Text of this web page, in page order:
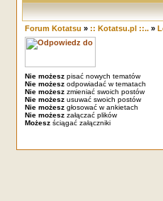
Forum Kotatsu » :: Kotatsu.pl ::..»
Nie możeszpisać nowych tematów
Nie możeszodpowiadać w tematach
Nie możeszzmieniać swoich postów
Nie możeszusuwać swoich postów
Nie możeszgłosować w ankietach
Nie możeszzałączać plików
Możeszściągać załączniki